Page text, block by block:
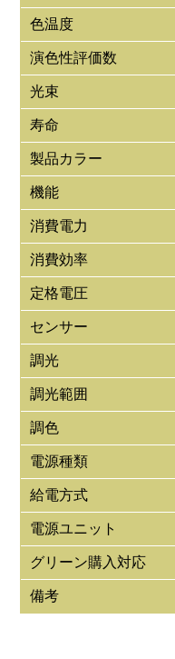
色温度
演色性評価数
光束
寿命
製品カラー
機能
消費電力
消費効率
定格電圧
センサー
調光
調光範囲
調色
電源種類
給電方式
電源ユニット
グリーン購入対応
備考